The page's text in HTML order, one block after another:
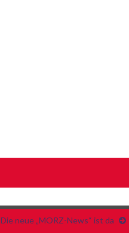
Die neue „MORZ-News“ ist da